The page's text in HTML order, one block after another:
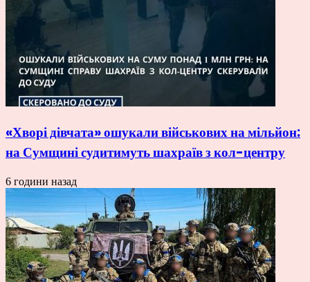
«Хворі дівчата» ошукали військових на мільйон:
на Сумщині судитимуть шахраїв з кол-центру
6 години назад